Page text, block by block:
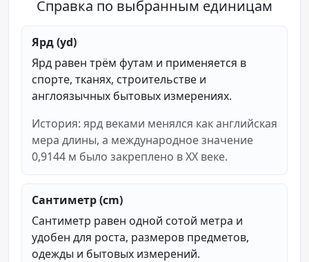
Справка по выбранным единицам
Ярд (yd)
Ярд равен трём футам и применяется в
спорте, тканях, строительстве и
англоязычных бытовых измерениях.
История: ярд веками менялся как английская
мера длины, а международное значение
0,9144 м было закреплено в XX веке.
Сантиметр (cm)
Сантиметр равен одной сотой метра и
удобен для роста, размеров предметов,
одежды и бытовых измерений.